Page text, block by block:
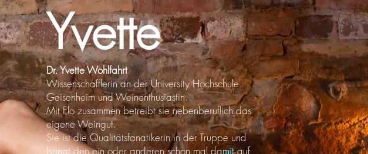
Yvette
Dr. Yvette Wohlfahrt
Wissenschaftlerin an der University Hochschule
Geisenheim und Weinenthusiastin.
Mit Flo zusammen betreibt sie nebenberuflich das
eigene Weingut.
Sie ist die Qualitätsfanatikerin in der Truppe und
bringt den ein oder anderen schon mal damit auf